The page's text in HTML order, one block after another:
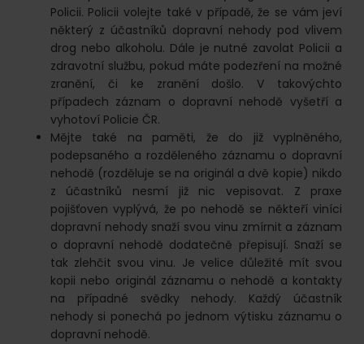
Policii. Policii volejte také v případě, že se vám jeví
některý z účastníků dopravní nehody pod vlivem
drog nebo alkoholu. Dále je nutné zavolat Policii a
zdravotní službu, pokud máte podezření na možné
zranění, či ke zranění došlo. V takovýchto
případech záznam o dopravní nehodě vyšetří a
vyhotoví Policie ČR.
Mějte také na paměti, že do již vyplněného,
podepsaného a rozděleného záznamu o dopravní
nehodě (rozděluje se na originál a dvě kopie) nikdo
z účastníků nesmí již nic vepisovat. Z praxe
pojišťoven vyplývá, že po nehodě se někteří viníci
dopravní nehody snaží svou vinu zmírnit a záznam
o dopravní nehodě dodatečně přepisují. Snaží se
tak zlehčit svou vinu. Je velice důležité mít svou
kopii nebo originál záznamu o nehodě a kontakty
na případné svědky nehody. Každý účastník
nehody si ponechá po jednom výtisku záznamu o
dopravní nehodě.